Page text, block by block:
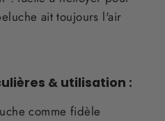
ait toujours l'air
& utilisation :
comme fidèle